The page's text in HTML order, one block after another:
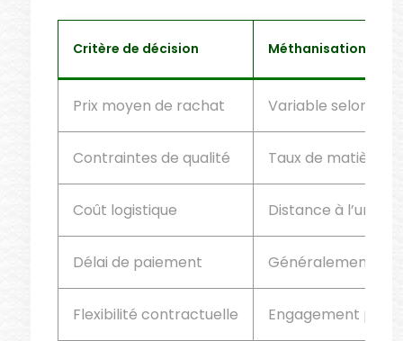
Critère de décision Méthanisation
Prix moyen de rachat Variable selon
Contraintes de qualité Taux de matière
Coût logistique Distance à
Délai de paiement Généralement
Flexibilité contractuelle Engagement